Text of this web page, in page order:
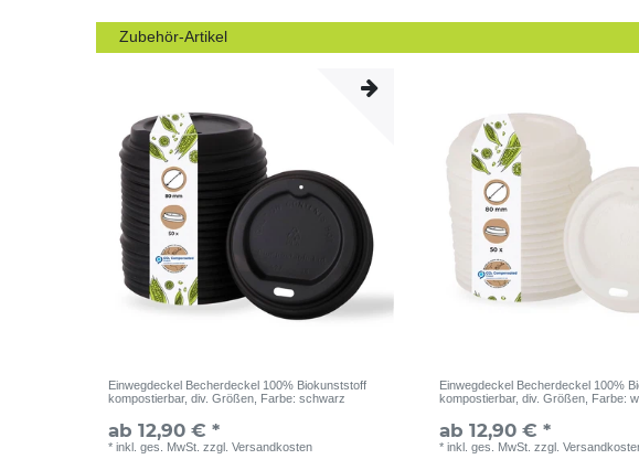
Zubehör-Artikel
Einwegdeckel Becherdeckel 100% Biokunststoff
kompostierbar, div. Größen , Farbe: schwarz
ab 12,90 € *
*inkl. ges. MwSt. zzgl.Versandkosten
Einwegdeckel Becherdeckel 100%
kompostierbar, div. Größen , Farbe:
ab 12,90 € *
*inkl. ges. MwSt. zzgl.